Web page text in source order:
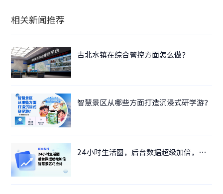
相关新闻推荐
古北水镇在综合管控方面怎么做？
智慧景区从哪些方面打造沉浸式研学游？
24小时生活圈，后台数据超级加倍，智慧景区巧应对！